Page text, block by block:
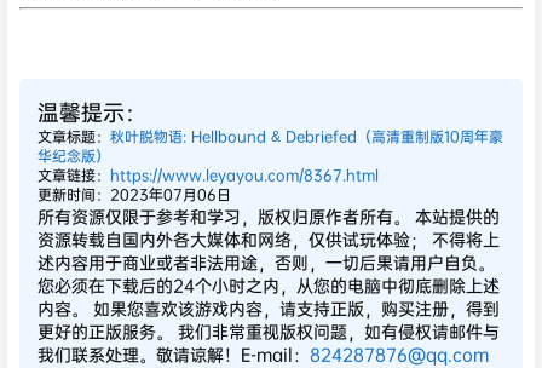
温馨提示：
文章标题： 秋叶脱物语: Hellbound & Debriefed（高清重制版10周年豪
华纪念版）
文章链接： https://www.leyayou.com/8367.html
更新时间：2023年07月06日
所有资源仅限于参考和学习，版权归原作者所有。 本站提供的
资源转载自国内外各大媒体和网络，仅供试玩体验； 不得将上
述内容用于商业或者非法用途，否则，一切后果请用户自负。
您必须在下载后的24个小时之内，从您的电脑中彻底删除上述
内容。 如果您喜欢该游戏内容，请支持正版，购买注册，得到
更好的正版服务。 我们非常重视版权问题，如有侵权请邮件与
我们联系处理。敬请谅解！E-mail： 824287876@qq.com